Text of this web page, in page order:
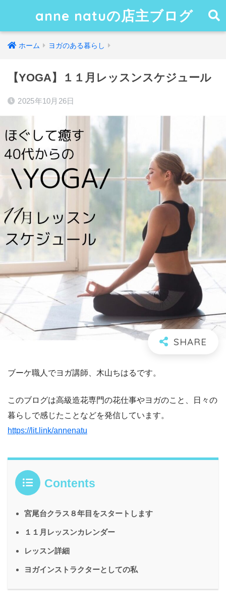
anne natuの店主ブログ
ホーム ヨガのある暮らし
【YOGA】１１月レッスンスケジュール
2025年10月26日
ブーケ職人でヨガ講師、木山ちはるです。
このブログは高級造花専門の花仕事やヨガのこと、日々の
暮らしで感じたことなどを発信しています。
https://lit.link/annenatu
Contents
宮尾台クラス８年目をスタートします
１１月レッスンカレンダー
レッスン詳細
ヨガインストラクターとしての私